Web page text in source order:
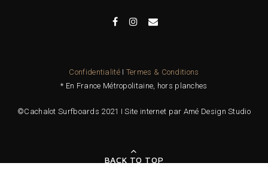
ConfidentialitéI Termes & Conditions
* En France Métropolitaine, hors planches
©Cachalot Surfboards 2021 I Site internet par Amé Design Studio
BACK TO TOP